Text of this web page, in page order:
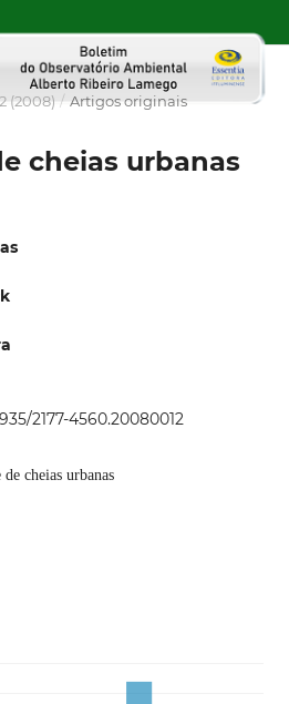
(2008) / Artigos originais
cheias urbanas
2177-4560.20080012
cheias urbanas